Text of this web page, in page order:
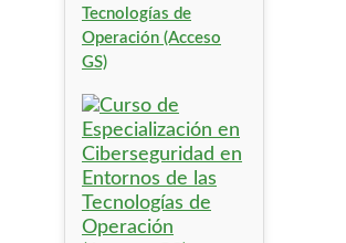
Tecnologías de
Operación (Acceso
GS)